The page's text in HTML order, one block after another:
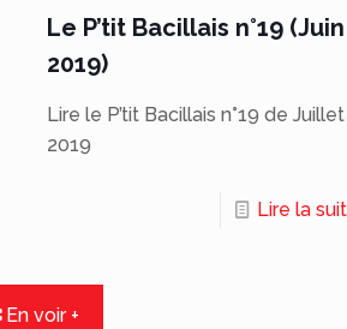
Le P’tit Bacillais n°19 (Juin
2019)
Lire le P’tit Bacillais n°19 de Juillet
2019
Lire la
En voir +